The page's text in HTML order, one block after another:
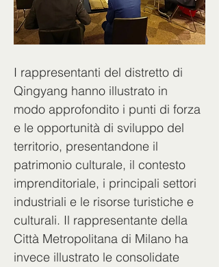
I rappresentanti del distretto di
Qingyang hanno illustrato in
modo approfondito i punti di forza
e le opportunità di sviluppo del
territorio, presentandone il
patrimonio culturale, il contesto
imprenditoriale, i principali settori
industriali e le risorse turistiche e
culturali. Il rappresentante della
Città Metropolitana di Milano ha
invece illustrato le consolidate